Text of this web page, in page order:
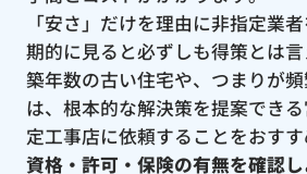
「安さ」だけを理由に非指定業
期的に見ると必ずしも得策とは言
築年数の古い住宅や、つまりが
は、根本的な解決策を提案でき
定工事店に依頼することをおすす
資格・許可・保険の有無を確認し